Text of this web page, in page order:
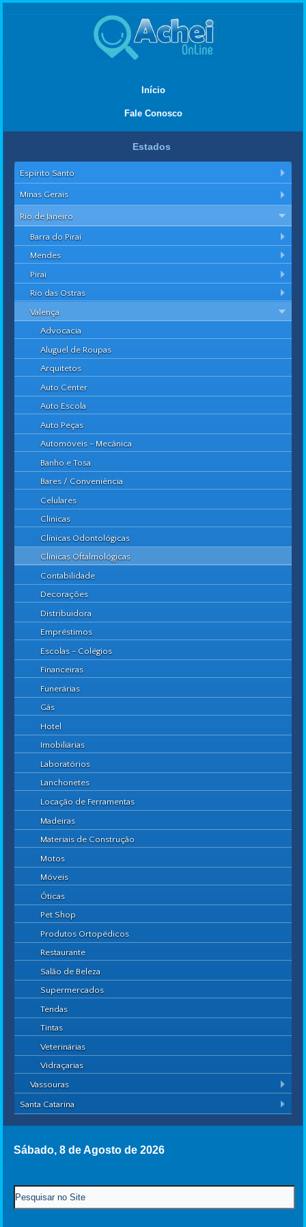
Início
Fale Conosco
Estados
Espírito Santo
Minas Gerais
Rio de Janeiro
Barra do Piraí
Mendes
Piraí
Rio das Ostras
Valença
Advocacia
Aluguel de Roupas
Arquitetos
Auto Center
Auto Escola
Auto Peças
Automóveis - Mecânica
Banho e Tosa
Bares / Conveniência
Celulares
Clínicas
Clínicas Odontológicas
Clínicas Oftalmológicas
Contabilidade
Decorações
Distribuidora
Empréstimos
Escolas - Colégios
Financeiras
Funerárias
Gás
Hotel
Imobiliárias
Laboratórios
Lanchonetes
Locação de Ferramentas
Madeiras
Materiais de Construção
Motos
Móveis
Óticas
Pet Shop
Produtos Ortopédicos
Restaurante
Salão de Beleza
Supermercados
Tendas
Tintas
Veterinárias
Vidraçarias
Vassouras
Santa Catarina
Sábado, 8 de Agosto de 2026